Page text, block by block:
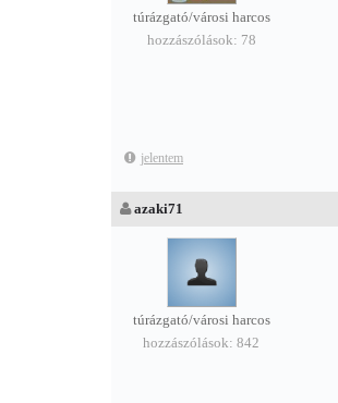
túrázgató/városi harcos
hozzászólások: 78
jelentem
azaki71
túrázgató/városi harcos
hozzászólások: 842